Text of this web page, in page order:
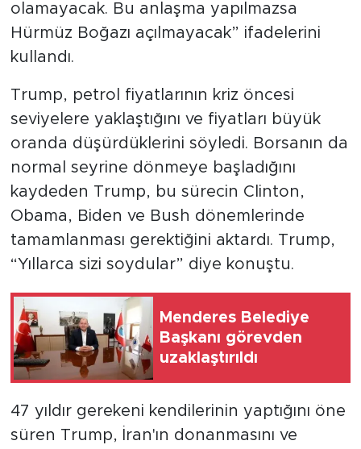
olamayacak. Bu anlaşma yapılmazsa
Hürmüz Boğazı açılmayacak” ifadelerini
kullandı.
Trump, petrol fiyatlarının kriz öncesi
seviyelere yaklaştığını ve fiyatları büyük
oranda düşürdüklerini söyledi. Borsanın da
normal seyrine dönmeye başladığını
kaydeden Trump, bu sürecin Clinton,
Obama, Biden ve Bush dönemlerinde
tamamlanması gerektiğini aktardı. Trump,
“Yıllarca sizi soydular” diye konuştu.
Menderes Belediye
Başkanı görevden
uzaklaştırıldı
47 yıldır gerekeni kendilerinin yaptığını öne
süren Trump, İran'ın donanmasını ve